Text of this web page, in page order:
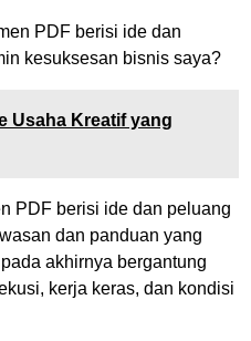
PDF berisi ide dan
kesuksesan bisnis saya?
Usaha Kreatif yang
PDF berisi ide dan peluang
dan panduan yang
akhirnya bergantung
kerja keras, dan kondisi